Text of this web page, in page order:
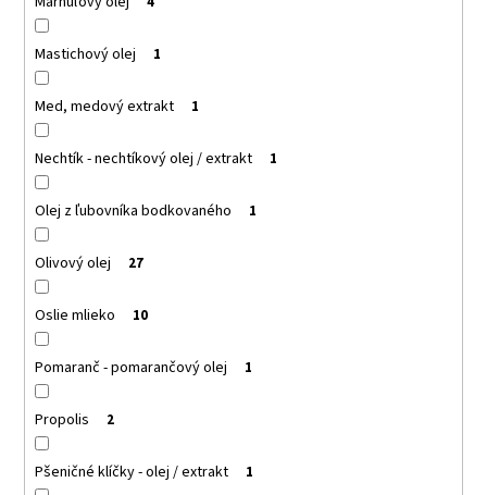
Mastichový olej 1
Med, medový extrakt 1
Nechtík - nechtíkový olej / extrakt 1
Olej z ľubovníka bodkovaného 1
Olivový olej 27
Oslie mlieko 10
Pomaranč - pomarančový olej 1
Propolis 2
Pšeničné klíčky - olej / extrakt 1